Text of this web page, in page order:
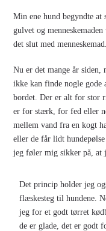
Min ene hund begyndte at
gulvet og
det slut med menneskemad.
Nu er det mange år
ikke kan finde nogle gode
bordet. Der er alt for stor
er for stærk, for fed eller
mellem vand fra en kogt
eller de får lidt
jeg føler mig sikker på, at
Det princip holder jeg
flæskesteg til hundene.
jeg for et godt tørret
de er glade, det er godt